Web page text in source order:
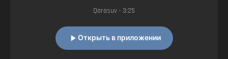
Qarasuv • 3:25
Открыть в приложении